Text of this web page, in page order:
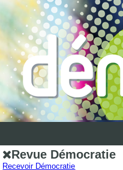
Revue Démocratie
Recevoir Démocratie